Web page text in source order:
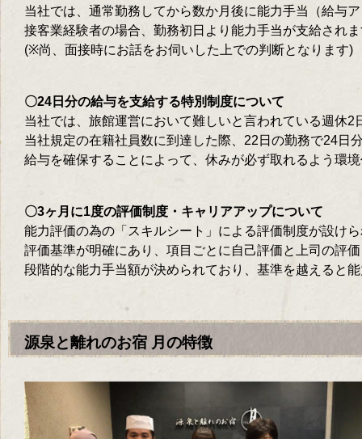
当社では、通常勤務してから数か月後に能力手当（給与
接客業経験者の場合、勤務初日より能力手当が支給され
(※尚、面接時にお話をお伺いした上での判断となります)
〇24日分の給与を支給する特別制度について
当社では、旅館運営において難しいと言われている週休
当社規定の在籍社員数に到達した際、22日の勤務で24日
給与を確保することによって、休みが必ず取れるよう環
〇3ヶ月に1度の評価制度・キャリアアップについて
能力評価の為の「スキルシート」による評価制度が設け
評価基準が明確にあり、項目ごとに自己評価と上司の評
段階的な能力手当額が決められており、基準を越えると
源泉と離れのお宿 月の特徴